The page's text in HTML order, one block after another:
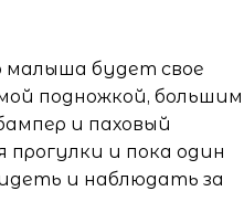
малыша будет свое
подножкой, большим
и паховый
и пока один
и наблюдать за